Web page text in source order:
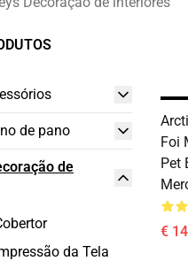
de pano
de
da Tela
Foi
Pet
€